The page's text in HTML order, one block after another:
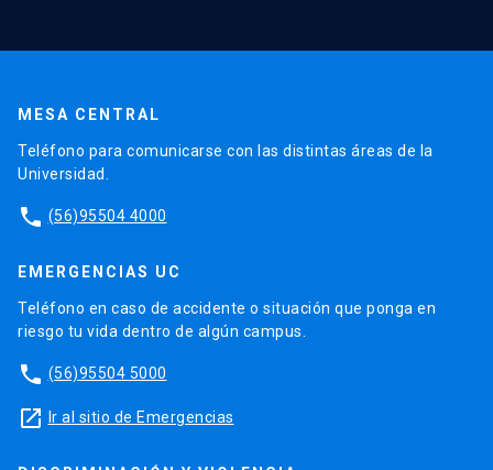
MESA CENTRAL
Teléfono para comunicarse con las distintas áreas de la
Universidad.
phone (56)95504 4000
EMERGENCIAS UC
Teléfono en caso de accidente o situación que ponga en
riesgo tu vida dentro de algún campus.
phone (56)95504 5000
launch Ir al sitio de Emergencias